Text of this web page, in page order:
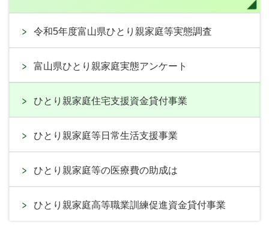
令和5年度富山県ひとり親家庭等実態調査
富山県ひとり親家庭実態アンケート
ひとり親家庭住宅支援資金貸付事業
ひとり親家庭等日常生活支援事業
ひとり親家庭等の医療費の助成は
ひとり親家庭高等職業訓練促進資金貸付事業